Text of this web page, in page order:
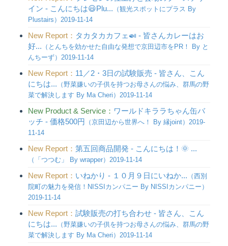
イン - こんにちは😃Plu... （観光スポットにプラス By
Plustairs）2019-11-14
New Report： タカタカカフェ🍛 - 皆さんカレーはお
好... （とんちを効かせた自由な発想で京田辺市をPR！ By と
んちーず）2019-11-14
New Report： 11／2・3日の試験販売 - 皆さん、こん
にちは... （野菜嫌いの子供を持つお母さんの悩み、群馬の野
菜で解決します By Ma Cheri）2019-11-14
New Product & Service： ワールドキララちゃん缶バ
ッチ - 価格500円
（京田辺から世界へ！ By 縁joint）2019-
11-14
New Report： 第五回商品開発 - こんにちは！🌞 ...
（「つつむ」 By wrapper）2019-11-14
New Report： いねかり - １０月９日にいねか... （西別
院町の魅力を発信！NISSIカンパニー By NISSIカンパニー）
2019-11-14
New Report： 試験販売の打ち合わせ - 皆さん、こん
にちは... （野菜嫌いの子供を持つお母さんの悩み、群馬の野
菜で解決します By Ma Cheri）2019-11-14